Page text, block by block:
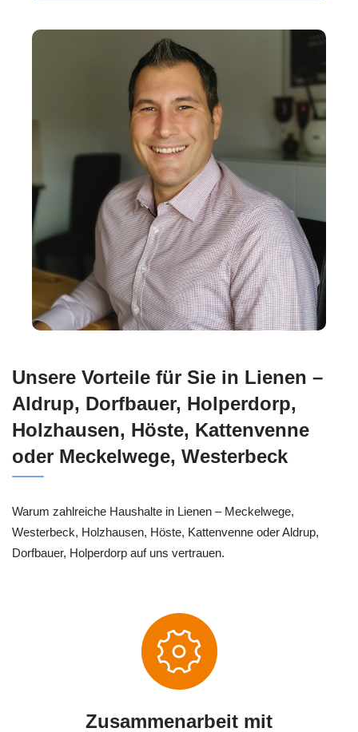
Unsere Vorteile für Sie in Lienen –
Aldrup, Dorfbauer, Holperdorp,
Holzhausen, Höste, Kattenvenne
oder Meckelwege, Westerbeck
Warum zahlreiche Haushalte in Lienen – Meckelwege,
Westerbeck, Holzhausen, Höste, Kattenvenne oder Aldrup,
Dorfbauer, Holperdorp auf uns vertrauen.
Zusammenarbeit mit